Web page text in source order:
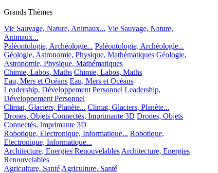
Grands Thèmes
Vie Sauvage, Nature, Animaux... Vie Sauvage, Nature,
Animaux...
Paléontologie, Archéologie... Paléontologie, Archéologie...
Géologie, Astronomie, Physique, Mathématiques Géologie,
Astronomie, Physique, Mathématiques
Chimie, Labos, Maths Chimie, Labos, Maths
Eau, Mers et Océans Eau, Mers et Océans
Leadership, Développement Personnel Leadership,
Développement Personnel
Climat, Glaciers, Planète... Climat, Glaciers, Planète...
Drones, Objets Connectés, Imprimante 3D Drones, Objets
Connectés, Imprimante 3D
Robotique, Electronique, Informatique... Robotique,
Electronique, Informatique...
Architecture, Energies Renouvelables Architecture, Energies
Renouvelables
Agriculture, Santé Agriculture, Santé